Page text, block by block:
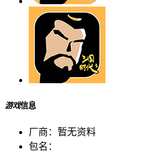
游戏信息
厂商： 暂无资料
包名：